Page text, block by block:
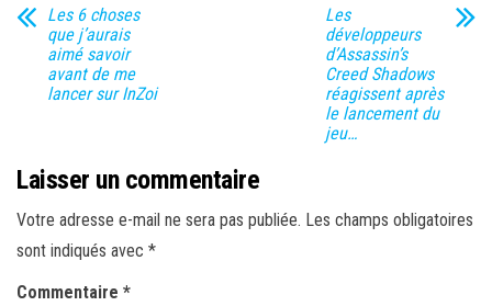
Les 6 choses
que j’aurais
aimé savoir
avant de me
lancer sur InZoi
Les
développeurs
d’Assassin’s
Creed Shadows
réagissent après
le lancement du
jeu…
Laisser un commentaire
Votre adresse e-mail ne sera pas publiée. Les champs obligatoires
sont indiqués avec *
Commentaire *